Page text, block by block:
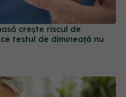
crește riscul de
testul de dimineață nu